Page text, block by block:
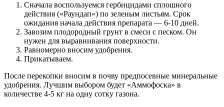
Сначала воспользуемся гербицидами сплошного
действия («Раундап») по зеленым листьям. Срок
ожидания начала действия препарата — 6-10 дней.
Завозим плодородный грунт в смеси с песком. Он
нужен для выравнивания поверхности.
Равномерно вносим удобрения.
Прикатываем.
После перекопки вносим в почву предпосевные минеральные
удобрения. Лучшим выбором будет «Аммофоска» в
количестве 4-5 кг на одну сотку газона.